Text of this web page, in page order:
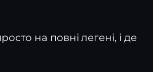
на повні легені, і де